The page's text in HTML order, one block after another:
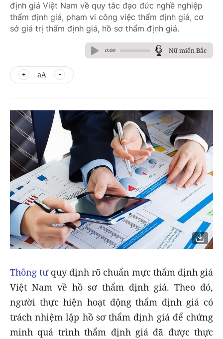
định giá Việt Nam về quy tắc đạo đức nghề nghiệp
thẩm định giá, phạm vi công việc thẩm định giá, cơ
sở giá trị thẩm định giá, hồ sơ thẩm định giá.
0:00 Nữ miền Bắc
aA
Thông tưquy định rõ chuẩn mực thẩm định giá
Việt Nam về hồ sơ thẩm định giá. Theo đó,
người thực hiện hoạt động thẩm định giá có
trách nhiệm lập hồ sơ thẩm định giá để chứng
minh quá trình thẩm định giá đã được thực